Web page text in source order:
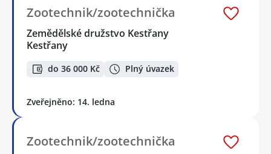
Zootechnik/zootechnička
Zemědělské družstvo Kestřany
Kestřany
do 36 000 Kč Plný úvazek
Zveřejněno: 14. ledna
Zootechnik/zootechnička